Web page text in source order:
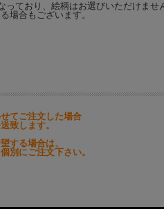
ており、絵柄はお選びいただけませ
場合もございます。
てご注文した場合
致します。
する場合は、
別にご注文下さい。